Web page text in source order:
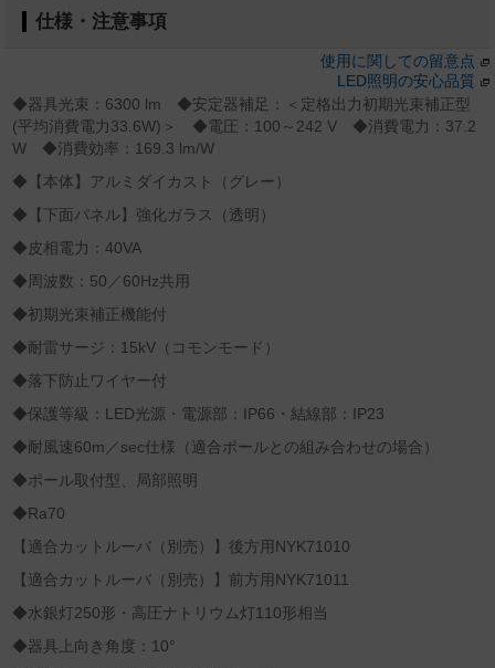
仕様・注意事項
使用に関しての留意点
LED照明の安心品質
◆器具光束：6300 lm ◆安定器補足：＜定格出力初期光束補正型
(平均消費電力33.6W)＞ ◆電圧：100～242 V ◆消費電力：37.2
W ◆消費効率：169.3 lm/W
◆【本体】アルミダイカスト（グレー）
◆【下面パネル】強化ガラス（透明）
◆皮相電力：40VA
◆周波数：50／60Hz共用
◆初期光束補正機能付
◆耐雷サージ：15kV（コモンモード）
◆落下防止ワイヤー付
◆保護等級：LED光源・電源部：IP66・結線部：IP23
◆耐風速60m／sec仕様（適合ポールとの組み合わせの場合）
◆ポール取付型、局部照明
◆Ra70
【適合カットルーバ（別売）】後方用NYK71010
【適合カットルーバ（別売）】前方用NYK71011
◆水銀灯250形・高圧ナトリウム灯110形相当
◆器具上向き角度：10°